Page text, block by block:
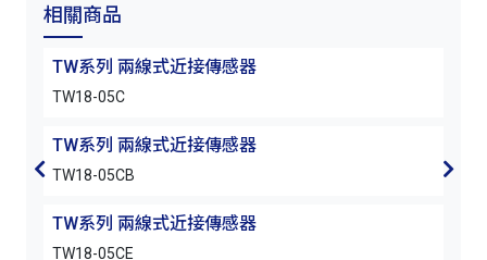
相關商品
TW系列 兩線式近接傳感器
TW18-05C
TW系列 兩線式近接傳感器
TW18-05CB
TW系列 兩線式近接傳感器
TW18-05CE